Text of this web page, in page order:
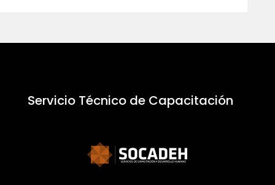
Servicio Técnico de Capacitación